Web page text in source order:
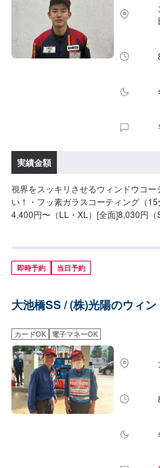
実績金額
視界をスッキリさせるウィンドウコ
い！・フッ素ガラスコーティング（
4,400円〜（LL・XL）[全面]8,030円
します）
即時予約 当日予約
大池橋SS / (株)光陽のウィ
カードOK 電子マネーOK